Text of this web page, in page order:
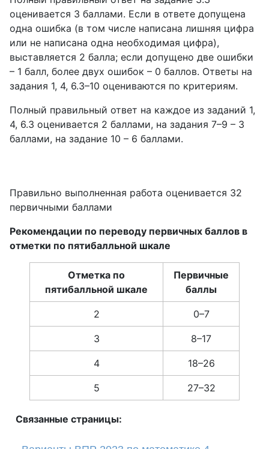
оценивается 3 баллами. Если в ответе допущена
одна ошибка (в том числе написана лишняя цифра
или не написана одна необходимая цифра),
выставляется 2 балла; если допущено две ошибки
– 1 балл, более двух ошибок – 0 баллов. Ответы на
задания 1, 4, 6.3–10 оцениваются по критериям.
Полный правильный ответ на каждое из заданий 1,
4, 6.3 оценивается 2 баллами, на задания 7–9 – 3
баллами, на задание 10 – 6 баллами.
Правильно выполненная работа оценивается 32
первичными баллами
Рекомендации по переводу первичных баллов в
отметки по пятибалльной шкале
Отметка по
пятибалльной шкале
Первичные
баллы
2 0–7
3 8–17
4 18–26
5 27–32
Связанные страницы: